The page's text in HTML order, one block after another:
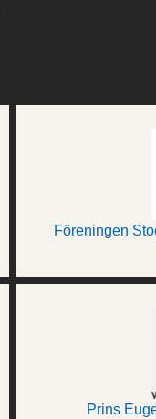
Föreningen
Prins